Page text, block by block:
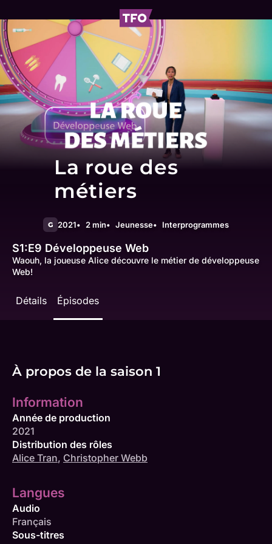
La roue des
métiers
G 2021 2 min Jeunesse Interprogrammes
S1:E9 Développeuse Web
Waouh, la joueuse Alice découvre le métier de développeuse
Web!
Détails Épisodes
À propos de la saison 1
Information
Année de production
2021
Distribution des rôles
Alice Tran, Christopher Webb
Langues
Audio
Français
Sous-titres